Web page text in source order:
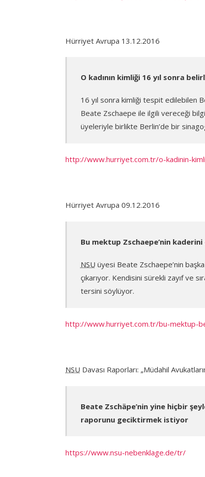
Hürriyet Avrupa 13.12.2016
O kadının kimliği 16 yıl sonra
16 yıl sonra kimliği tespit edilebilen
Beate Zschaepe ile ilgili vereceği
üyeleriyle birlikte Berlin’de bir
http://www.hurriyet.com.tr/o-kadinin-
Hürriyet Avrupa 09.12.2016
Bu mektup Zschaepe’nin
NSU üyesi Beate Zschaepe’nin
çıkarıyor. Kendisini sürekli zayıf ve
tersini söylüyor.
http://www.hurriyet.com.tr/bu-mektup-
NSU Davası Raporları: „Müdahil
Beate Zschäpe’nin yine hiçbir
raporunu geciktirmek istiyor
https://www.nsu-nebenklage.de/tr/